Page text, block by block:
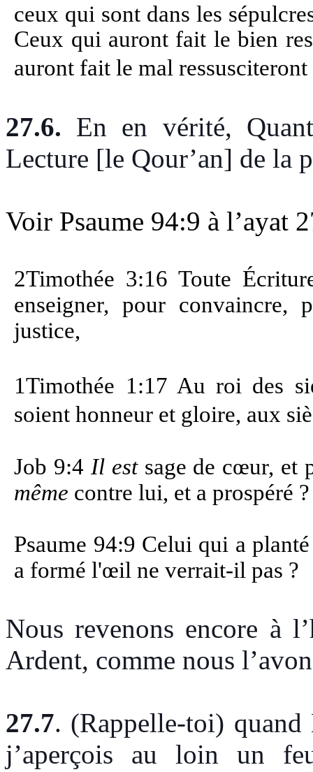
ceux qui sont dans les
Ceux qui auront fait le bien
auront fait le mal
27.6. En en vérité,
Lecture [le Qour’an] de la
Voir Psaume 94:9 à l’ayat
2Timothée 3:16 Toute
enseigner, pour
justice,
1Timothée 1:17 Au roi des
soient honneur et gloire, aux
Job 9:4Il estsage de cœur, et
même contre lui, et a prospéré
Psaume 94:9 Celui qui a
a formé l'œil ne verrait-il pas ?
Nous revenons encore à
Ardent, comme nous
27.7. (Rappelle-toi)
j’aperçois au loin un